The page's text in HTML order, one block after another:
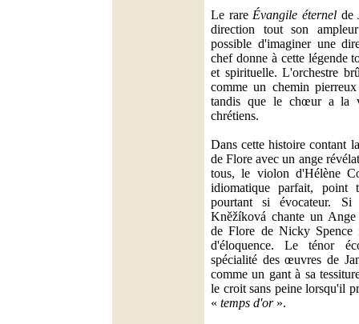
Le rare Évangile éternelde
direction tout son
possible d'imaginer une
chef donne à cette légende
et spirituelle. L'orchestre
comme un chemin
tandis que le chœur a la
chrétiens.
Dans cette histoire contant
de Flore avec un ange
tous, le violon d'Hélène
idiomatique parfait, point
pourtant si évocateur. Si
Kněžíková chante un
de Flore de Nicky Spence
d'éloquence. Le ténor
spécialité des œuvres de
comme un gant à sa
le croit sans peine lorsqu'il
« temps d'or».